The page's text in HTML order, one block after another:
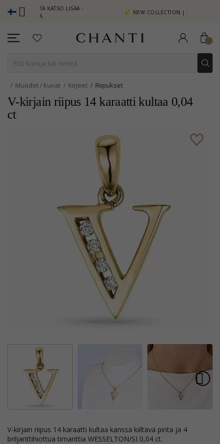
KATSO LISÄÄ -
NEW COLLECTION | AURA
Muodot / kuvat Kirjeet Riipukset
V-kirjain riipus 14 karaatti kultaa 0,04
ct
v-kirjain riipus 14 karaatti kultaa kanssa kiiltävä pinta ja 4
briljanttihiottua timanttia WESSELTON/SI 0,04 ct.